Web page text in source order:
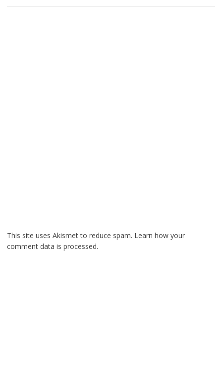
This site uses Akismet to reduce spam. Learn how your
comment data is processed.